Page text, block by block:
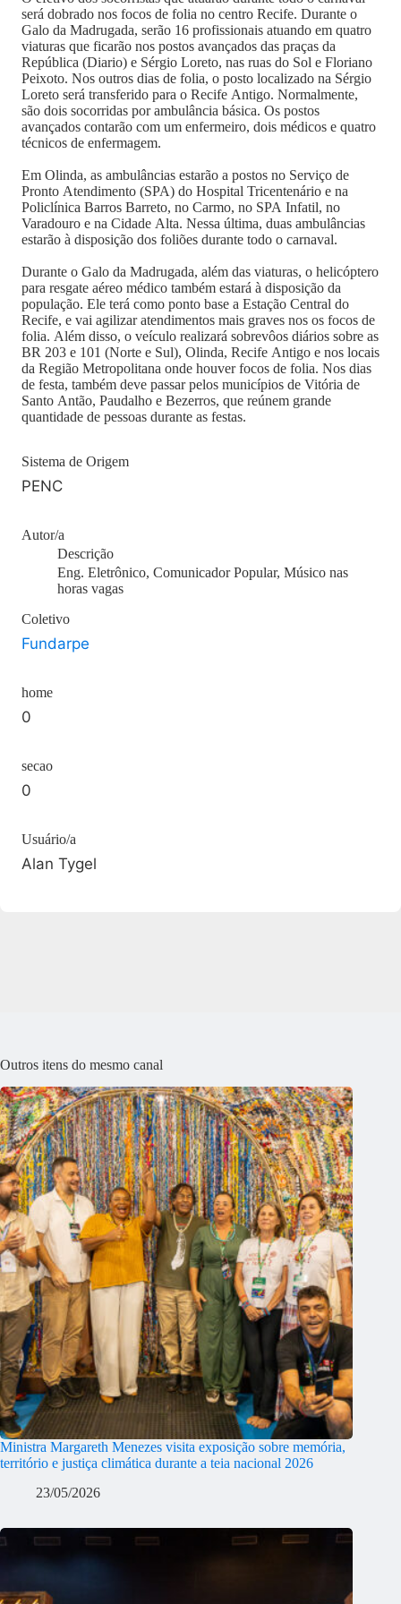
será dobrado nos focos de folia no centro Recife. Durante o
Galo da Madrugada, serão 16 profissionais atuando em quatro
viaturas que ficarão nos postos avançados das praças da
República (Diario) e Sérgio Loreto, nas ruas do Sol e Floriano
Peixoto. Nos outros dias de folia, o posto localizado na Sérgio
Loreto será transferido para o Recife Antigo. Normalmente,
são dois socorridas por ambulância básica. Os postos
avançados contarão com um enfermeiro, dois médicos e quatro
técnicos de enfermagem.
Em Olinda, as ambulâncias estarão a postos no Serviço de
Pronto Atendimento (SPA) do Hospital Tricentenário e na
Policlínica Barros Barreto, no Carmo, no SPA Infatil, no
Varadouro e na Cidade Alta. Nessa última, duas ambulâncias
estarão à disposição dos foliões durante todo o carnaval.
Durante o Galo da Madrugada, além das viaturas, o helicóptero
para resgate aéreo médico também estará à disposição da
população. Ele terá como ponto base a Estação Central do
Recife, e vai agilizar atendimentos mais graves nos os focos de
folia. Além disso, o veículo realizará sobrevôos diários sobre as
BR 203 e 101 (Norte e Sul), Olinda, Recife Antigo e nos locais
da Região Metropolitana onde houver focos de folia. Nos dias
de festa, também deve passar pelos municípios de Vitória de
Santo Antão, Paudalho e Bezerros, que reúnem grande
quantidade de pessoas durante as festas.
Sistema de Origem
PENC
Autor/a
Descrição
Eng. Eletrônico, Comunicador Popular, Músico nas
horas vagas
Coletivo
Fundarpe
home
0
secao
0
Usuário/a
Alan Tygel
Outros itens do mesmo canal
Ministra Margareth Menezes visita exposição sobre memória,
território e justiça climática durante a teia nacional 2026
23/05/2026